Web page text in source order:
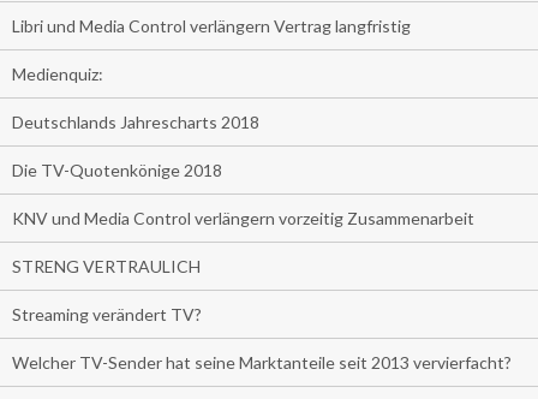
Libri und Media Control verlängern Vertrag langfristig
Medienquiz:
Deutschlands Jahrescharts 2018
Die TV-Quotenkönige 2018
KNV und Media Control verlängern vorzeitig Zusammenarbeit
STRENG VERTRAULICH
Streaming verändert TV?
Welcher TV-Sender hat seine Marktanteile seit 2013 vervierfacht?